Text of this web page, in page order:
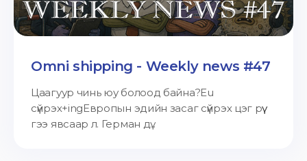
Omni shipping - Weekly news #47
Цаагуур чинь юу болоод байна?Eu
сүйрэх+ingЕвропын эдийн засаг сүйрэх цэг рүү
гээ явсаар л. Герман дү...